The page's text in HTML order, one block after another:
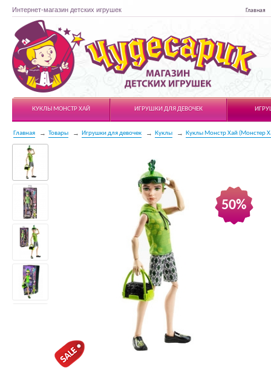
Интернет-магазин детских игрушек Главная
Чудесарик
КУКЛЫ МОНСТР ХАЙ
ИГРУШКИ ДЛЯ ДЕВОЧЕК
Главная Товары Игрушки для девочек Куклы Куклы Монстр Хай (Монстер
50%